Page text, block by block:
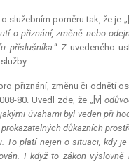
služebním poměru tak, že je
o přiznání, změně nebo
příslušníka.“ Z uvedeného
přiznání, změnu či odnětí
80. Uvedl zde, že „[v]
úvahami byl veden při
důkazních
To platí nejen o situaci, kdy
I když to zákon